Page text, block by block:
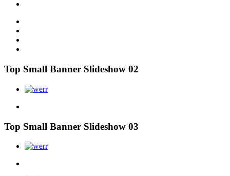
Top Small Banner Slideshow 02
Top Small Banner Slideshow 03